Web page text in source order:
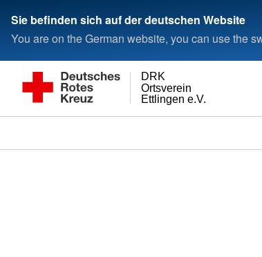
Sie befinden sich auf der deutschen Website
You are on the German website, you can use the
Ettlingen e.V.
Ortsverein
DRK